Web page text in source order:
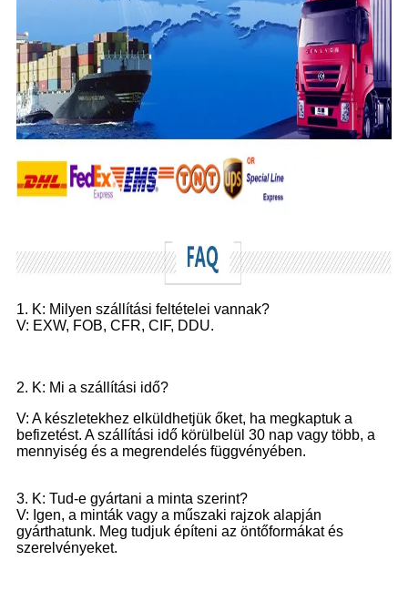
1. K: Milyen szállítási feltételei vannak?
V: EXW, FOB, CFR, CIF, DDU.
2. K: Mi a szállítási idő?
V: A készletekhez elküldhetjük őket, ha megkaptuk a
befizetést. A szállítási idő körülbelül 30 nap vagy több, a
mennyiség és a megrendelés függvényében.
3. K: Tud-e gyártani a minta szerint?
V: Igen, a minták vagy a műszaki rajzok alapján
gyárthatunk. Meg tudjuk építeni az öntőformákat és
szerelvényeket.